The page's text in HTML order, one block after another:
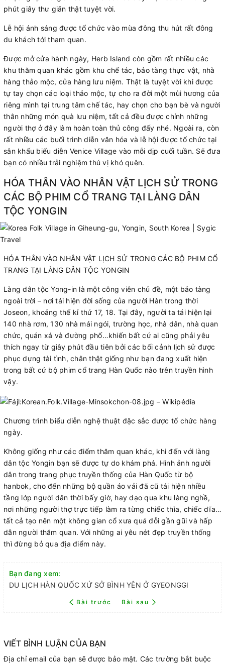
phút giây thư giãn thật tuyệt vời.
Lễ hội ánh sáng được tổ chức vào mùa đông thu hút rất đông
du khách tới tham quan.
Được mở cửa hành ngày, Herb Island còn gồm rất nhiều các
khu thăm quan khác gồm khu chế tác, bảo tàng thực vật, nhà
hàng thảo mộc, cửa hàng lưu niệm. Thật là tuyệt vời khi được
tự tay chọn các loại thảo mộc, tự cho ra đời một mùi hương của
riêng mình tại trung tâm chế tác, hay chọn cho bạn bè và người
thân những món quà lưu niệm, tất cả đều được chính những
người thợ ở đây làm hoàn toàn thủ công đấy nhé. Ngoài ra, còn
rất nhiều các buổi trình diễn văn hóa và lễ hội được tổ chức tại
sân khấu biểu diễn Venice Village vào mỗi dịp cuối tuần. Sẽ đưa
bạn có nhiều trải nghiệm thú vị khó quên.
HÓA THÂN VÀO NHÂN VẬT LỊCH SỬ TRONG
CÁC BỘ PHIM CỔ TRANG TẠI LÀNG DÂN
TỘC YONGIN
HÓA THÂN VÀO NHÂN VẬT LỊCH SỬ TRONG CÁC BỘ PHIM CỔ
TRANG TẠI LÀNG DÂN TỘC YONGIN
Làng dân tộc Yong-in là một công viên chủ đề, một bảo tàng
ngoài trời – nơi tái hiện đời sống của người Hàn trong thời
Joseon, khoảng thế kỉ thứ 17, 18. Tại đây, người ta tái hiện lại
140 nhà rơm, 130 nhà mái ngói, trường học, nhà dân, nhà quan
chức, quán xá và đường phố…khiến bất cứ ai cũng phải yêu
thích ngay từ giây phút đầu tiên bởi các bối cảnh lịch sử được
phục dựng tài tình, chân thật giống như bạn đang xuất hiện
trong bất cứ bộ phim cổ trang Hàn Quốc nào trên truyền hình
vậy.
Chương trình biểu diễn nghệ thuật đặc sắc được tổ chức hàng
ngày.
Không giống như các điểm thăm quan khác, khi đến với làng
dân tộc Yongin bạn sẽ được tự do khám phá. Hình ảnh người
dân trong trang phục truyền thống của Hàn Quốc từ bộ
hanbok, cho đến những bộ quần áo vải đã cũ tái hiện nhiều
tầng lớp người dân thời bấy giờ, hay dạo qua khu làng nghề,
nơi những người thợ trực tiếp làm ra từng chiếc thìa, chiếc dĩa…
tất cả tạo nên một không gian cổ xưa quá đỗi gần gũi và hấp
dẫn người thăm quan. Với những ai yêu nét đẹp truyền thống
thì đừng bỏ qua địa điểm này.
Bạn đang xem:
DU LỊCH HÀN QUỐC XỨ SỞ BÌNH YÊN Ở GYEONGGI
Bài trước Bài sau
VIẾT BÌNH LUẬN CỦA BẠN
Địa chỉ email của bạn sẽ được bảo mật. Các trường bắt buộc